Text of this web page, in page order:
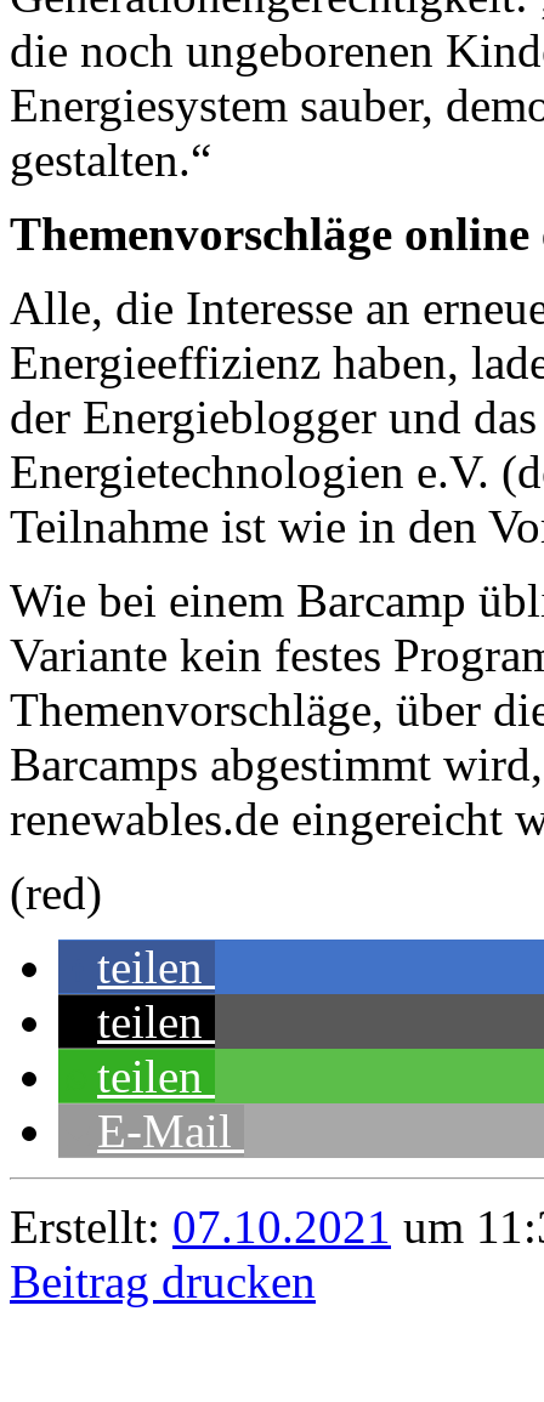
die noch ungeborenen
Energiesystem sauber,
gestalten.“
Themenvorschläge online
Alle, die Interesse an
Energieeffizienz haben,
der Energieblogger und
Energietechnologien e.V.
Teilnahme ist wie in den
Wie bei einem Barcamp
Variante kein festes
Themenvorschläge, über
Barcamps abgestimmt
renewables.de eingereicht
(red)
teilen
teilen
teilen
E-Mail
Erstellt: 07.10.2021 um
Beitrag drucken